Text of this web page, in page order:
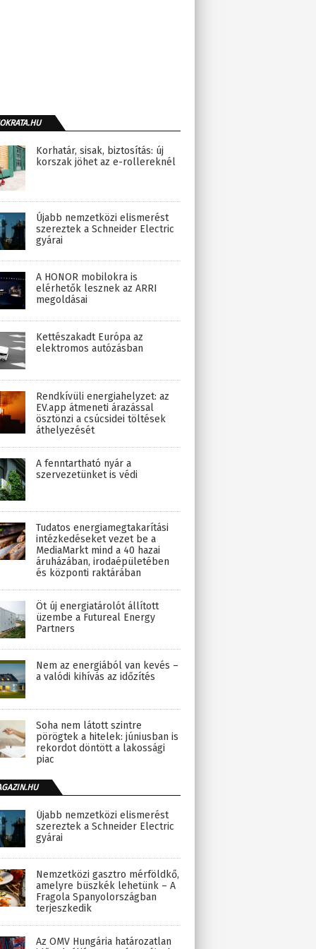
Korhatár, sisak, biztosítás: új
korszak jöhet az e-rollereknél
Újabb nemzetközi elismerést
szereztek a Schneider Electric
gyárai
A HONOR mobilokra is
elérhetők lesznek az ARRI
megoldásai
Kettészakadt Európa az
elektromos autózásban
Rendkívüli energiahelyzet: az
EV.app átmeneti árazással
ösztönzi a csúcsidei töltések
áthelyezését
A fenntartható nyár a
szervezetünket is védi
Tudatos energiamegtakarítási
intézkedéseket vezet be a
MediaMarkt mind a 40 hazai
áruházában, irodaépületében
és központi raktárában
Öt új energiatárolót állított
üzembe a Futureal Energy
Partners
Nem az energiából van kevés –
a valódi kihívás az időzítés
Soha nem látott szintre
pörögtek a hitelek: júniusban is
rekordot döntött a lakossági
piac
Újabb nemzetközi elismerést
szereztek a Schneider Electric
gyárai
Nemzetközi gasztro mérföldkő,
amelyre büszkék lehetünk – A
Fragola Spanyolországban
terjeszkedik
Az OMV Hungária határozatlan